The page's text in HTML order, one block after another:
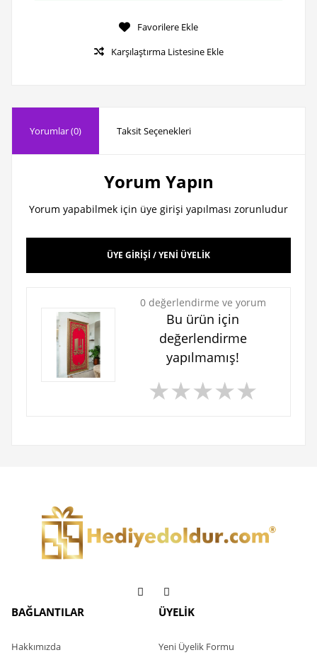
Favorilere Ekle
Karşılaştırma Listesine Ekle
Yorumlar (0) Taksit Seçenekleri
Yorum Yapın
Yorum yapabilmek için üye girişi yapılması zorunludur
ÜYE GİRİŞİ / YENİ ÜYELİK
0 değerlendirme ve yorum
Bu ürün için
değerlendirme
yapılmamış!
★★★★★
BAĞLANTILAR
Hakkımızda
ÜYELİK
Yeni Üyelik Formu